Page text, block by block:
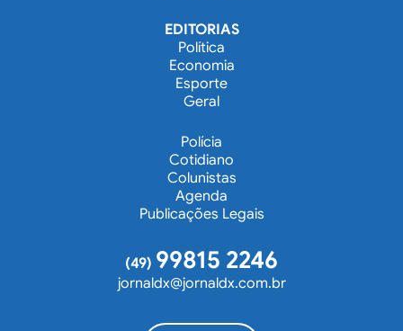
EDITORIAS
Política
Economia
Esporte
Geral
Polícia
Cotidiano
Colunistas
Agenda
Publicações Legais
(49) 99815 2246
jornaldx@jornaldx.com.br